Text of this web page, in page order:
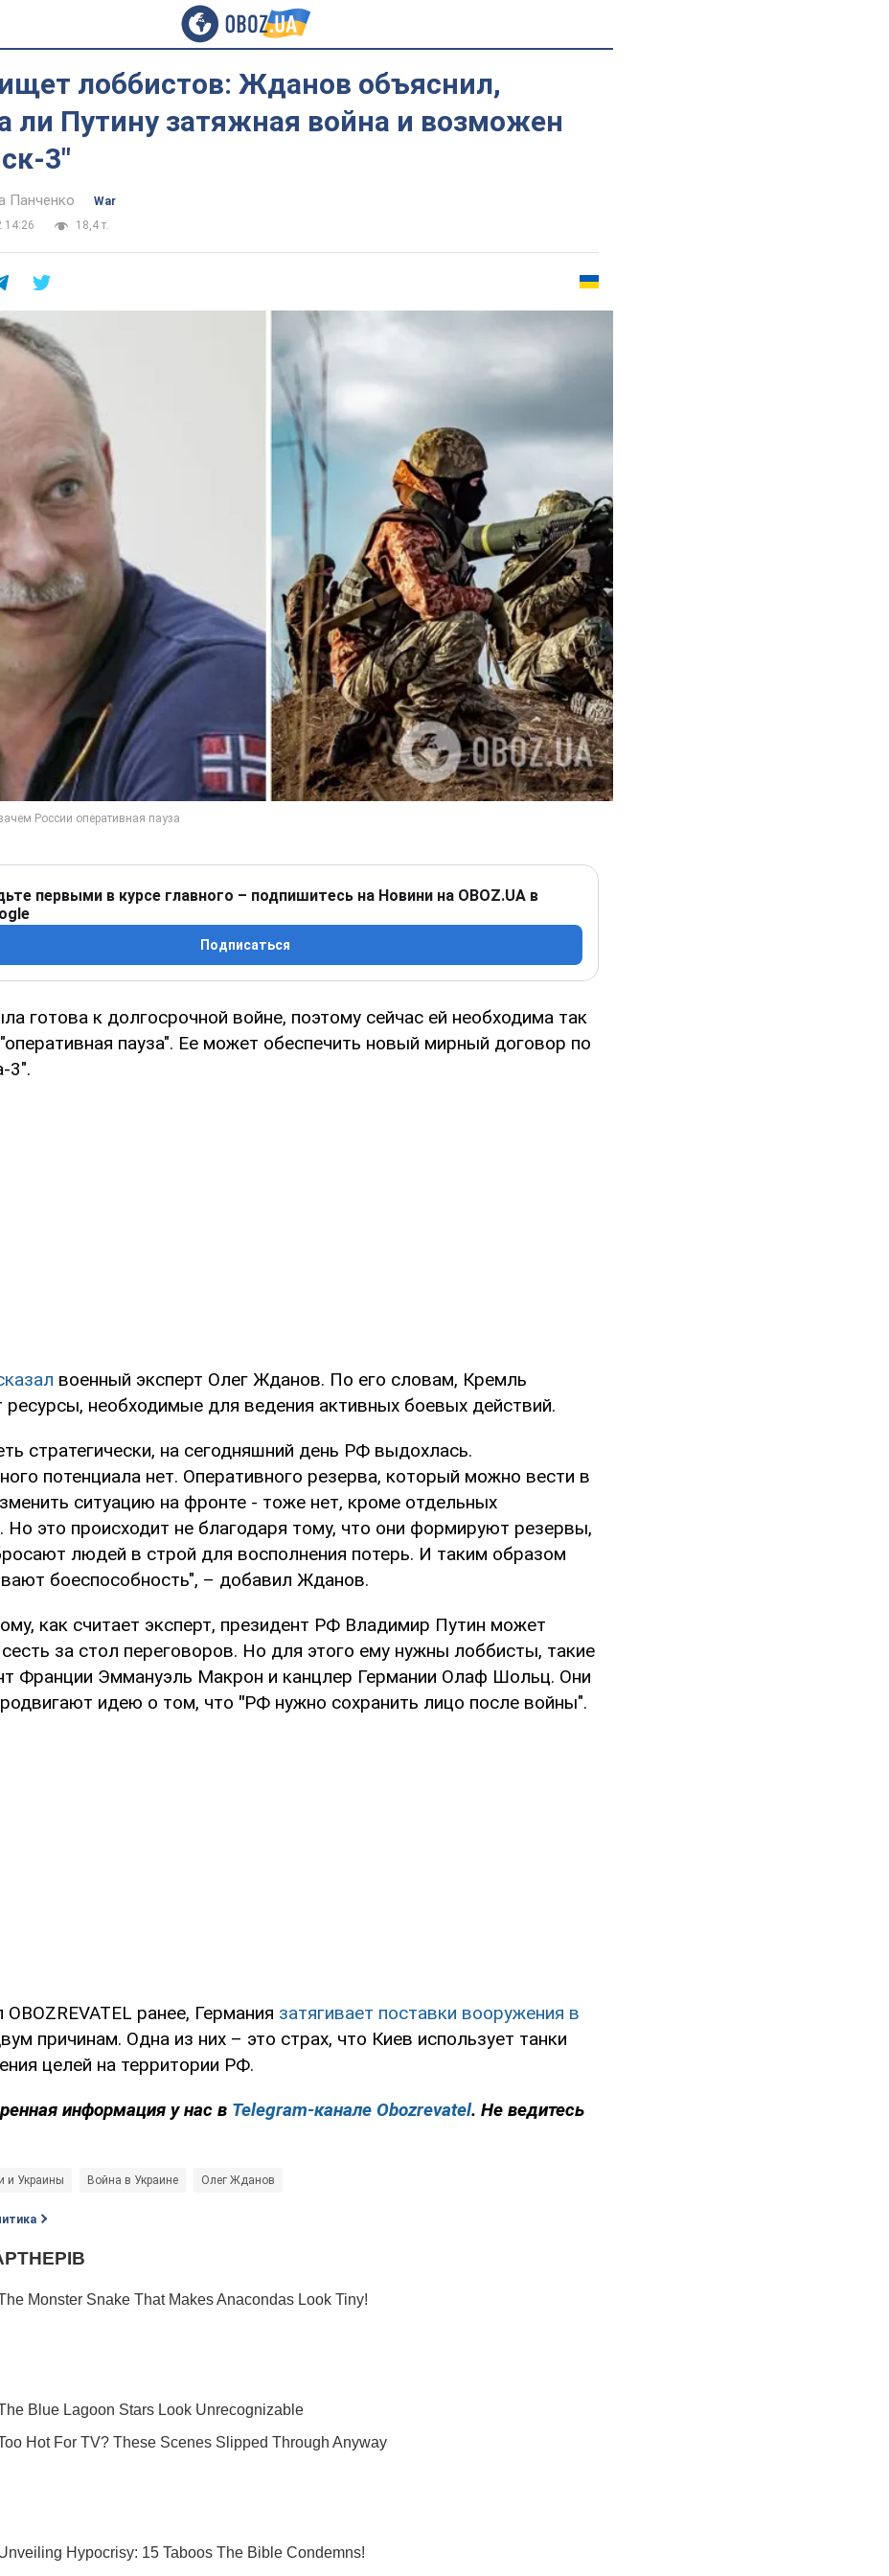
лоббистов: Жданов объяснил,
ли Путину затяжная война и возможен
3"
Панченко
War
14:26
18,4 т.
первыми в курсе главного – подпишитесь на Новини на OBOZ.UA в
Подписаться
готова к долгосрочной войне, поэтому сейчас ей необходима так
пауза". Ее может обеспечить новый мирный договор по
3".
военный эксперт Олег Жданов. По его словам, Кремль
ресурсы, необходимые для ведения активных боевых действий.
стратегически, на сегодняшний день РФ выдохлась.
потенциала нет. Оперативного резерва, который можно вести в
ситуацию на фронте - тоже нет, кроме отдельных
Но это происходит не благодаря тому, что они формируют резервы,
людей в строй для восполнения потерь. И таким образом
боеспособность", – добавил Жданов.
как считает эксперт, президент РФ Владимир Путин может
сесть за стол переговоров. Но для этого ему нужны лоббисты, такие
Франции Эммануэль Макрон и канцлер Германии Олаф Шольц. Они
идею о том, что "РФ нужно сохранить лицо после войны".
ранее, Германия затягивает поставки вооружения в
причинам. Одна из них – это страх, что Киев использует танки
целей на территории РФ.
информация у нас в Telegram-канале Obozrevatel. Не ведитесь
и Украины Война в Украине Олег Жданов